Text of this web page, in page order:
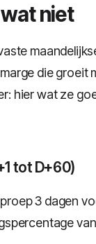
niet
die groeit
hier wat ze
tot D+60)
3 dagen